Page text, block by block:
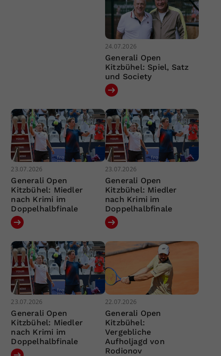
24.07.2026
Generali Open
Kitzbühel: Spiel, Satz
und Society
23.07.2026
Generali Open
Kitzbühel: Miedler
nach Krimi im
Doppelhalbfinale
23.07.2026
Generali Open
Kitzbühel: Miedler
nach Krimi im
Doppelhalbfinale
23.07.2026
Generali Open
Kitzbühel: Miedler
nach Krimi im
Doppelhalbfinale
22.07.2026
Generali Open
Kitzbühel:
Vergebliche
Aufholjagd von
Rodionov